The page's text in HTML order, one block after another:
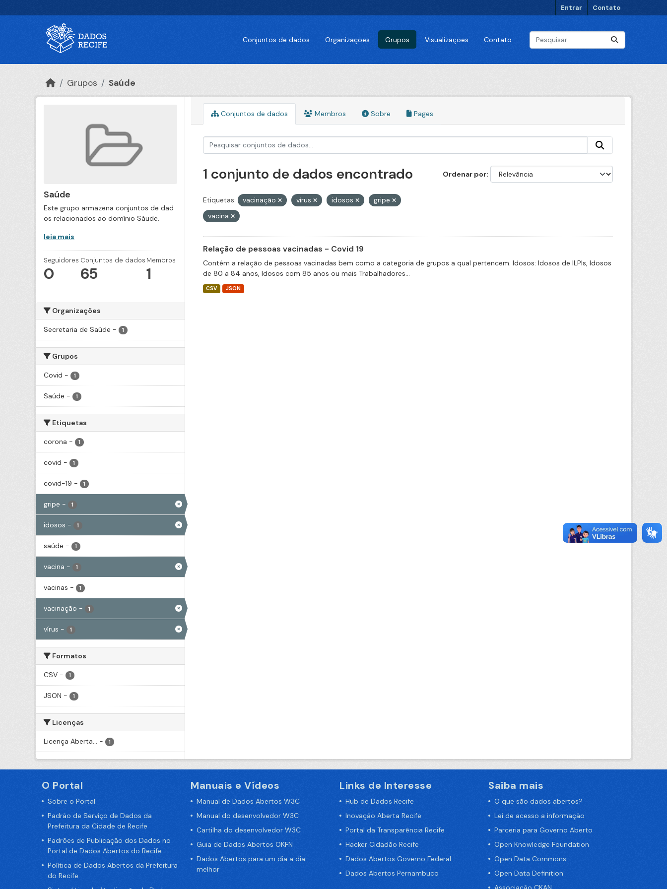
Entrar Contato
Conjuntos de dados Organizações Grupos Visualizações Contato
Grupos Saúde
Saúde
Este grupo armazena conjuntos de dad
os relacionados ao domínio Sáude.
leia mais
Seguidores
0
Conjuntos de dados
65
Membros
1
Organizações
Secretaria de Saúde - 1
Grupos
Covid - 1
Saúde - 1
Etiquetas
corona - 1
covid - 1
covid-19 - 1
gripe - 1
idosos - 1
saúde - 1
vacina - 1
vacinas - 1
vacinação - 1
vírus - 1
Formatos
CSV - 1
JSON - 1
Licenças
Licença Aberta... - 1
Conjuntos de dados Membros Sobre Pages
Ordenar por
1 conjunto de dados encontrado
Etiquetas: vacinação vírus idosos
gripe
vacina
Relação de pessoas vacinadas - Covid 19
Contém a relação de pessoas vacinadas bem como a categoria de grupos a qual pertencem. Idosos: Idosos de ILPIs, Idosos
de 80 a 84 anos, Idosos com 85 anos ou mais Trabalhadores...
CSV JSON
O Portal
Sobre o Portal
Padrão de Serviço de Dados da
Prefeitura da Cidade de Recife
Padrões de Publicação dos Dados no
Portal de Dados Abertos do Recife
Política de Dados Abertos da Prefeitura
do Recife
Manuais e Vídeos
Manual de Dados Abertos W3C
Manual do desenvolvedor W3C
Cartilha do desenvolvedor W3C
Guia de Dados Abertos OKFN
Dados Abertos para um dia a dia
melhor
Links de Interesse
Hub de Dados Recife
Inovação Aberta Recife
Portal da Transparência Recife
Hacker Cidadão Recife
Dados Abertos Governo Federal
Dados Abertos Pernambuco
Saiba mais
O que são dados abertos?
Lei de acesso a informação
Parceria para Governo Aberto
Open Knowledge Foundation
Open Data Commons
Open Data Definition